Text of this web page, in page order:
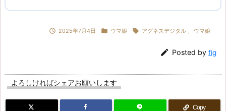
 2025年7月4日  ウマ娘  アグネスデジタル , ウマ娘
 Posted by fig
よろしければシェアお願いします
Copy